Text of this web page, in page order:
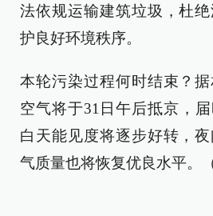
法依规运输建筑垃圾，杜
护良好环境秩序。
本轮污染过程何时结束？
空气将于31日午后抵京，
白天能见度将逐步好转，
气质量也将恢复优良水平。